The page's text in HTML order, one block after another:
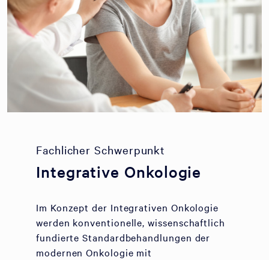
Fachlicher Schwerpunkt
Integrative Onkologie
Im Konzept der Integrativen Onkologie
werden konventionelle, wissenschaftlich
fundierte Standardbehandlungen der
modernen Onkologie mit